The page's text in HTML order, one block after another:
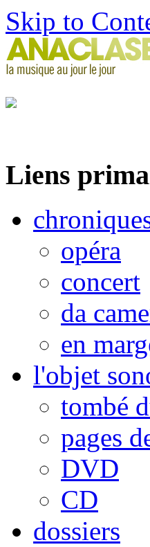
Skip to
Liens
opéra
concert
da
en
l'objet
tombé
pages
DVD
CD
dossiers